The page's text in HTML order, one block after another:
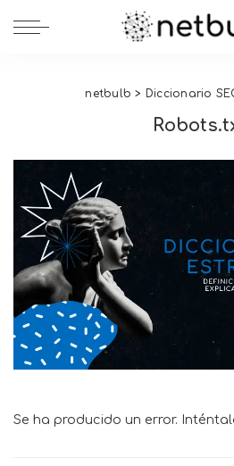
netbulb > Diccionario
Se ha producido un error.